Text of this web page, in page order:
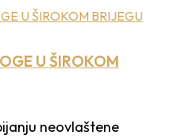
U ŠIROKOM
neovlaštene